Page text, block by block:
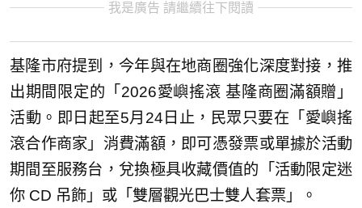
我是廣告 請繼續往下閱讀
基隆市府提到，今年與在地商圈強化深度對接，推
出期間限定的「2026愛嶼搖滾 基隆商圈滿額贈」
活動。即日起至5月24日止，民眾只要在「愛嶼搖
滾合作商家」消費滿額，即可憑發票或單據於活動
期間至服務台，兌換極具收藏價值的「活動限定迷
你 CD 吊飾」或「雙層觀光巴士雙人套票」。